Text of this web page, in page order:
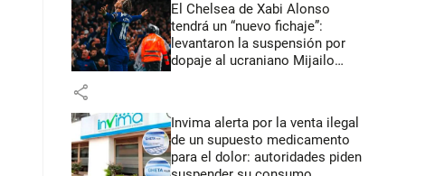
El Chelsea de Xabi Alonso
tendrá un “nuevo fichaje”:
levantaron la suspensión por
dopaje al ucraniano Mijailo
share
Invima alerta por la venta ilegal
de un supuesto medicamento
para el dolor: autoridades piden